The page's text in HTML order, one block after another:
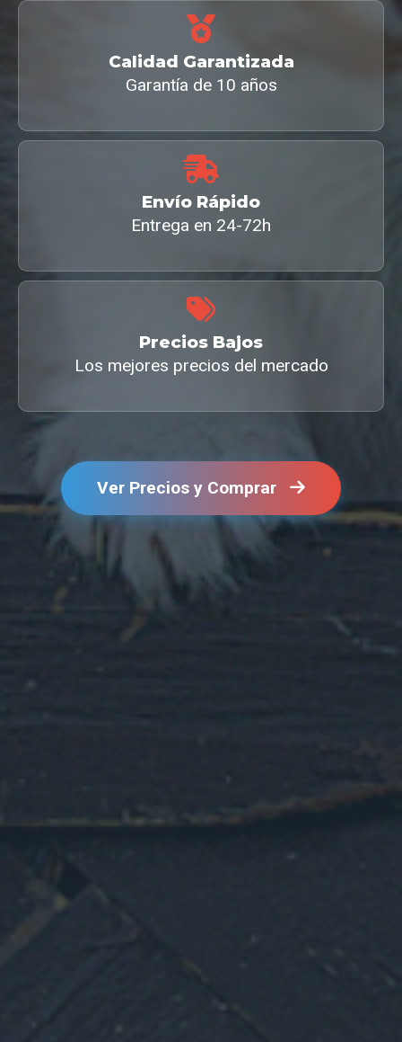
Calidad Garantizada
Garantía de 10 años
Envío Rápido
Entrega en 24-72h
Precios Bajos
Los mejores precios del mercado
Ver Precios y Comprar